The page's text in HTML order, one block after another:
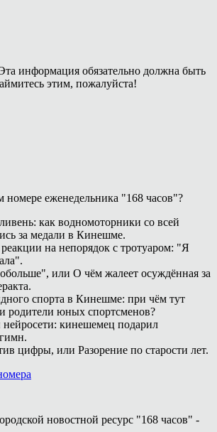
информация обязательно должна быть
этим, пожалуйста!
еженедельника "168 часов"?
как водномоторники со всей
за медали в Кинешме.
на непорядок с тротуаром: "Я
или О чём жалеет осуждённая за
спорта в Кинешме: при чём тут
родители юных спортсменов?
кинешемец подарил
цифры, или Разорение по старости лет.
новостной ресурс "168 часов" -